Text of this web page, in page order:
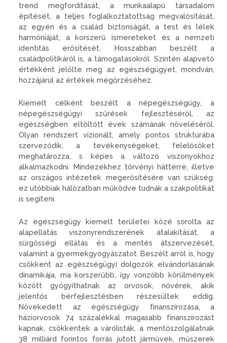
trend megfordítását, a munkaalapú társadalom
építését, a teljes foglalkoztatottság megvalósítását,
az egyén és a család biztonságát, a test és lélek
harmóniáját, a korszerű ismereteket és a nemzeti
identitás erősítését. Hosszabban beszélt a
családpolitikáról is, a támogatásokról. Szintén alapvető
értékként jelölte meg az egészségügyet, mondván,
hozzájárul az értékek megőrzéséhez.
Kiemelt célként beszélt a népegészségügy, a
népegészségügyi szűrések fejlesztéséről, az
egészségben eltöltött évek számának növeléséről.
Olyan rendszert vizionált, amely pontos struktúrába
szerveződik, a tevékenységeket, felelősöket
meghatározza, s képes a változó viszonyokhoz
alkalmazkodni. Mindezekhez törvényi háttérre, illetve
az országos intézetek megerősítésére van szükség:
ez utóbbiak hálózatban működve tudnák a szakpolitikát
is segíteni.
Az egészségügy kiemelt területei közé sorolta az
alapellátás viszonyrendszerének átalakítását, a
sürgősségi ellátás és a mentés átszervezését,
valamint a gyermekgyógyászatot. Beszélt arról is, hogy
csökkent az egészségügyi dolgozók elvándorlásának
dinamikája, ma korszerűbb, így vonzóbb körülmények
között gyógyíthatnak az orvosok, nővérek, akik
jelentős bérfejlesztésben részesültek eddig.
Növekedett az egészségügy finanszírozása, a
háziorvosok 74 százalékkal magasabb finanszírozást
kapnak, csökkentek a várólisták, a mentőszolgálatnak
38 milliárd forintos forrás jutott járművek, műszerek